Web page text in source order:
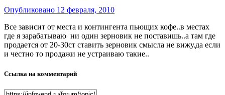
Опубликовано 12 февраля, 2010
Все зависит от места и контингента пьющих кофе..в местах
где я зарабатываю ни один зерновик не поставишь..а там где
продается от 20-30ст ставить зерновик смысла не вижу.да если
и честно то продажи не устраиваю такие..
Ссылка на комментарий